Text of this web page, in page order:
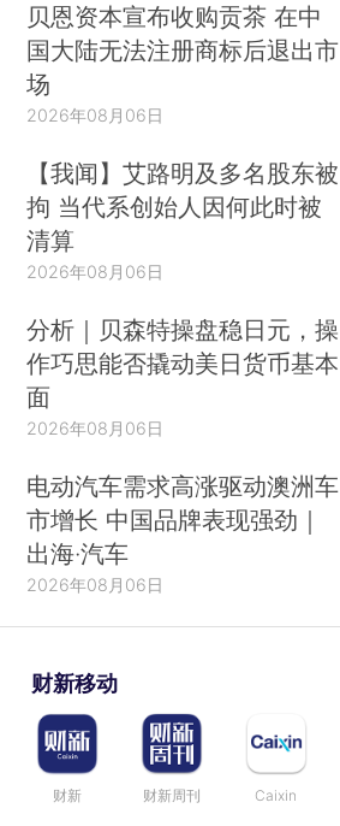
贝恩资本宣布收购贡茶 在中
国大陆无法注册商标后退出市
场
2026年08月06日
【我闻】艾路明及多名股东被
拘 当代系创始人因何此时被
清算
2026年08月06日
分析｜贝森特操盘稳日元，操
作巧思能否撬动美日货币基本
面
2026年08月06日
电动汽车需求高涨驱动澳洲车
市增长 中国品牌表现强劲｜
出海·汽车
2026年08月06日
财新移动
财新 财新周刊 Caixin